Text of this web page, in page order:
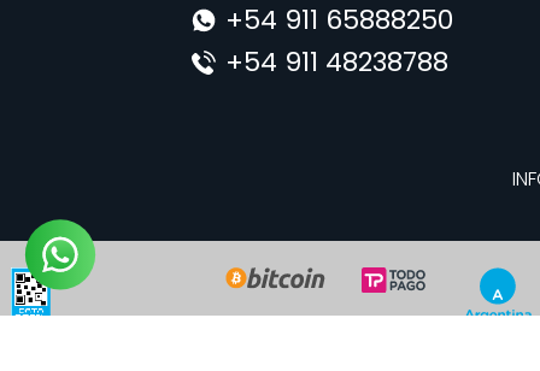
+54 911 65888250
+54 911 48238788